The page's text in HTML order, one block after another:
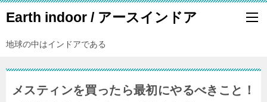
Earth indoor / アースインドア
地球の中はインドアである
メスティンを買ったら最初にやるべきこと！